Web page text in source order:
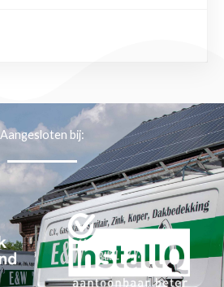
Aangesloten bij: